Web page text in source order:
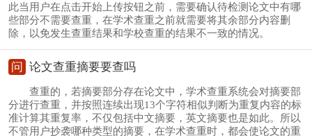
此当用户在点击开始上传按钮之前，需要确认待检测论文中有哪
些部分不需要查重，在学术查重之前就需要将其余部分内容删
除，以免发生查重结果和学校查重的结果不一致的情况。
问 论文查重摘要要查吗
查重的，若摘要部分存在论文中，学术查重系统会对摘要部
分进行查重，并按照连续出现13个字符相似判断为重复内容的标
准计算其重复率，不仅包括中文摘要，英文摘要也是如此。所以
不管用户抄袭哪种类型的摘要，在学术查重时，都会使论文的重